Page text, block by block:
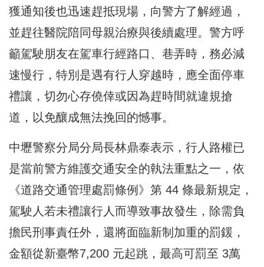
獲通知後也迅速趕抵現場，向警方了解經過，
並趕往醫院陪同母親治療與後續處理。警方呼
籲駕駛朋友在駕車行經路口、巷弄時，務必減
速慢行，特別是遇有行人穿越時，應全面停車
禮讓，切勿心存僥倖或因為趕時間就違規搶
道，以免釀成無法挽回的憾事。
中壢警察分局分局長林鼎泰表示，行人路權已
是當前警方維護交通安全的執法重點之一，依
《道路交通管理處罰條例》第 44 條最新規定，
駕駛人若未禮讓行人而導致事故發生，除需負
擔民刑事責任外，還將面臨新制加重的罰鍰，
金額從新臺幣7,200 元起跳，最高可罰至 3萬